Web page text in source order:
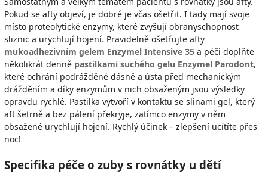
Pokud se afty objeví, je dobré je včas ošetřit. I tady mají svoje
místo proteolytické enzymy, které zvyšují obranyschopnost
sliznic a urychlují hojení. Pravidelně ošetřujte afty
mukoadhezivním gelem Enzymel Intensive 35 a péči doplňte
několikrát denně pastilkami suchého gelu Enzymel Parodont,
které ochrání podrážděné dásně a ústa před mechanickým
drážděním a díky enzymům v nich obsaženým jsou výsledky
opravdu rychlé. Pastilka vytvoří v kontaktu se slinami gel, který
aft šetrně a bez pálení překryje, zatímco enzymy v něm
obsažené urychlují hojení. Rychlý účinek – zlepšení ucítíte přes
noc!
Specifika péče o zuby s rovnátky u dětí